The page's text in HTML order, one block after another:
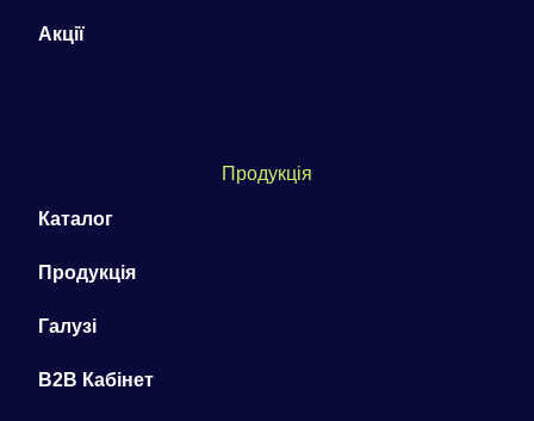
Акції
Продукція
Каталог
Продукція
Галузі
B2B Кабінет